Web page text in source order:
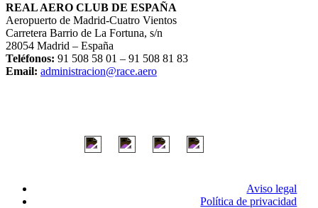
REAL AERO CLUB DE ESPAÑA
Aeropuerto de Madrid-Cuatro Vientos
Carretera Barrio de La Fortuna, s/n
28054 Madrid – España
Teléfonos: 91 508 58 01 – 91 508 81 83
Email: administracion@race.aero
Aviso legal
Política de privacidad